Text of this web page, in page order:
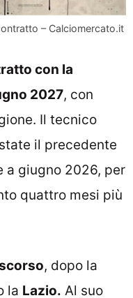
– Calciomercato.it
con la
2027, con
Il tecnico
il precedente
a giugno 2026, per
quattro mesi più
, dopo la
la Lazio. Al suo